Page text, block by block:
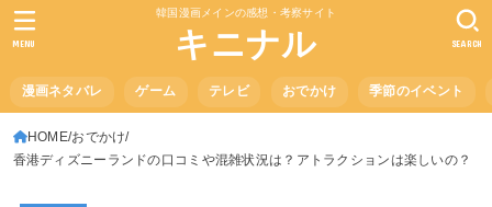
韓国漫画メインの感想・考察サイト
キニナル
漫画ネタバレ ゲーム テレビ おでかけ 季節のイベント
SEARCH
MENU
HOME おでかけ
香港ディズニーランドの口コミや混雑状況は？アトラクションは楽しいの？